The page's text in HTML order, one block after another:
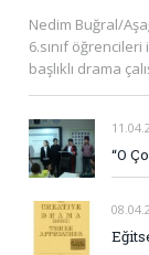
Nedim Buğral/
6.sınıf
başlıklı drama
“O